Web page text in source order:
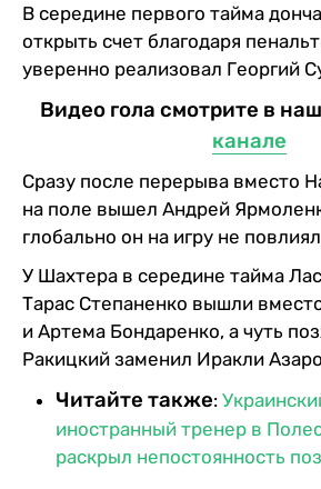
В середине первого тайма
открыть счет благодаря
уверенно реализовал Георгий
Видео гола смотрите в
канале
Сразу после перерыва вместо
на поле вышел Андрей
глобально он на игру не
У Шахтера в середине тайма
Тарас Степаненко вышли
и Артема Бондаренко, а чуть
Ракицкий заменил Иракли
Читайте также:
иностранный тренер в
раскрыл непостоянность